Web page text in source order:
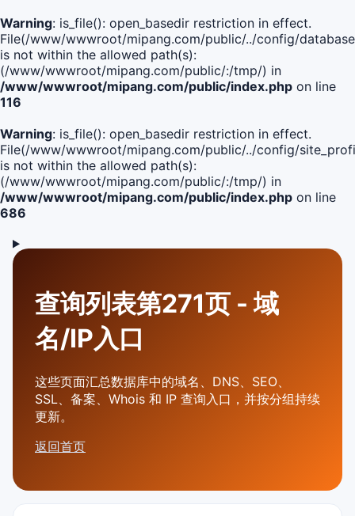
Warning: is_file(): open_basedir restriction in effect.
File(/www/wwwroot/mipang.com/public/../config/
is not within the allowed path(s):
(/www/wwwroot/mipang.com/public/:/tmp/) in
/www/wwwroot/mipang.com/public/index.php on line
116
Warning: is_file(): open_basedir restriction in effect.
File(/www/wwwroot/mipang.com/public/../config/
is not within the allowed path(s):
(/www/wwwroot/mipang.com/public/:/tmp/) in
/www/wwwroot/mipang.com/public/index.php on line
686
查询列表第271页 - 域
名/IP入口
这些页面汇总数据库中的域名、DNS、SEO、
SSL、备案、Whois 和 IP 查询入口，并按分组持续
更新。
返回首页